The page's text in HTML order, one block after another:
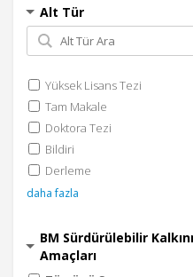
Alt Tür
Yüksek Lisans Tezi
Tam Makale
Doktora Tezi
Bildiri
Derleme
daha fazla
BM Sürdürülebilir
Amaçları